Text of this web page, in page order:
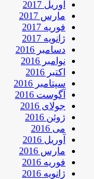
آوریل 2017
مارس 2017
فوریه 2017
ژانویه 2017
دسامبر 2016
نوامبر 2016
اکتبر 2016
سپتامبر 2016
آگوست 2016
جولای 2016
ژوئن 2016
می 2016
آوریل 2016
مارس 2016
فوریه 2016
ژانویه 2016